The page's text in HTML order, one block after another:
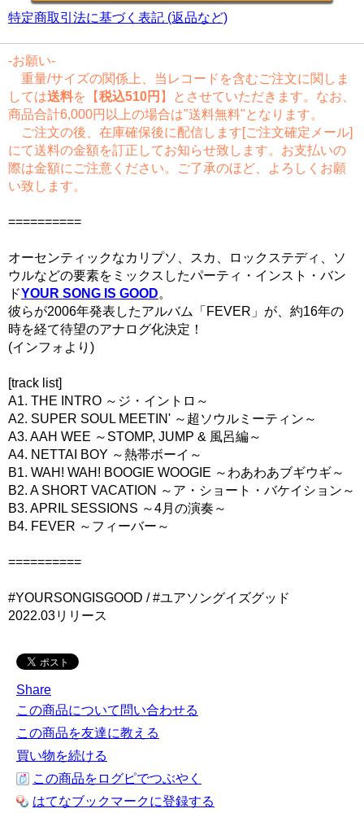
特定商取引法に基づく表記 (返品など)
-お願い-
重量/サイズの関係上、当レコードを含むご注文に関しま
しては送料を【税込510円 】とさせていただきます。なお、
商品合計6,000円以上の場合は"送料無料"となります。
ご注文の後、在庫確保後に配信します[ご注文確定メール]
にて送料の金額を訂正してお知らせ致します。お支払いの
際は金額にご注意ください。ご了承のほど、よろしくお願
い致します。
==========
オーセンティックなカリプソ、スカ、ロックステディ、ソ
ウルなどの要素をミックスしたパーティ・インスト・バン
ドYOUR SONG IS GOOD。
彼らが2006年発表したアルバム「FEVER」が、約16年の
時を経て待望のアナログ化決定！
(インフォより)
[track list]
A1. THE INTRO ～ジ・イントロ～
A2. SUPER SOUL MEETIN' ～超ソウルミーティン～
A3. AAH WEE ～STOMP, JUMP & 風呂編～
A4. NETTAI BOY ～熱帯ボーイ～
B1. WAH! WAH! BOOGIE WOOGIE ～わあわあブギウギ～
B2. A SHORT VACATION ～ア・ショート・バケイション～
B3. APRIL SESSIONS ～4月の演奏～
B4. FEVER ～フィーバー～
==========
#YOURSONGISGOOD / #ユアソングイズグッド
2022.03リリース
Share
この商品について問い合わせる
この商品を友達に教える
買い物を続ける
この商品をログピでつぶやく
はてなブックマークに登録する